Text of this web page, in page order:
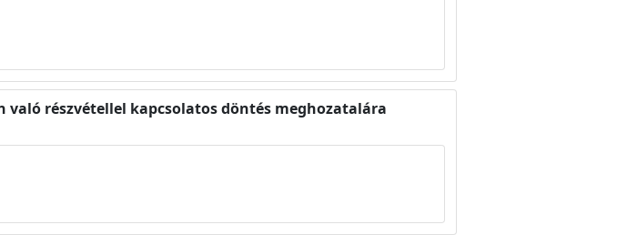
való részvétellel kapcsolatos döntés meghozatalára